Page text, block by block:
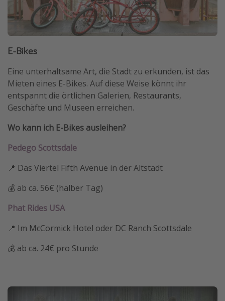
E-Bikes
Eine unterhaltsame Art, die Stadt zu erkunden, ist das
Mieten eines E-Bikes. Auf diese Weise könnt ihr
entspannt die örtlichen Galerien, Restaurants,
Geschäfte und Museen erreichen.
Wo kann ich E-Bikes ausleihen?
Pedego Scottsdale
📍 Das Viertel Fifth Avenue in der Altstadt
💰 ab ca. 56€ (halber Tag)
Phat Rides USA
📍 Im McCormick Hotel oder DC Ranch Scottsdale
💰 ab ca. 24€ pro Stunde